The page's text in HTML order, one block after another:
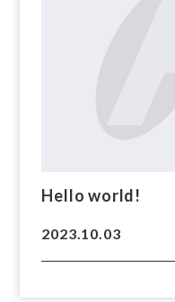
Hello world!
2023.10.03